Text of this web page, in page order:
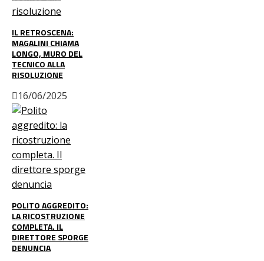
IL RETROSCENA:
MAGALINI CHIAMA
LONGO, MURO DEL
TECNICO ALLA
RISOLUZIONE
16/06/2025
POLITO AGGREDITO:
LA RICOSTRUZIONE
COMPLETA. IL
DIRETTORE SPORGE
DENUNCIA